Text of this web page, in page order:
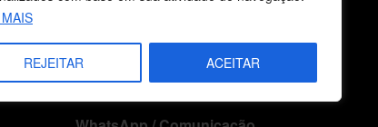
REJEITAR ACEITAR
vendas@cebi.org.br
WhatsApp / Vendas
+55 (51) 99734-4518